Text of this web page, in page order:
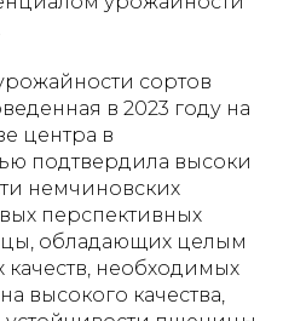
сортов
в 2023 году на
центра в
подтвердила высоки
немчиновских
перспективных
обладающих целым
необходимых
высокого качества,